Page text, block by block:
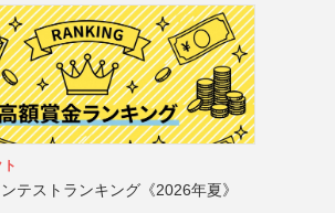
テストランキング《2026年夏》